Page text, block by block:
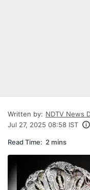
Written by: NDTV News
Jul 27, 2025 08:58 IST
Read Time: 2 mins